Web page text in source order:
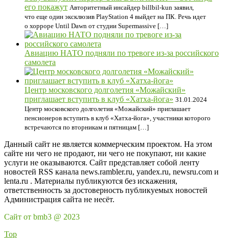
его покажут Авторитетный инсайдер billbil-kun заявил,
что еще один эксклюзив PlayStation 4 выйдет на ПК. Речь идет
о хорроре Until Dawn от студии Supermassive […]
Авиацию НАТО подняли по тревоге из-за российского
самолета
Центр московского долголетия «Можайский»
приглашает вступить в клуб «Хатха-йога» 31.01.2024
Центр московского долголетия «Можайский» приглашает
пенсионеров вступить в клуб «Хатха-йога», участники которого
встречаются по вторникам и пятницам […]
Данный сайт не является коммерческим проектом. На этом
сайте ни чего не продают, ни чего не покупают, ни какие
услуги не оказываются. Сайт представляет собой ленту
новостей RSS канала news.rambler.ru, yandex.ru, newsru.com и
lenta.ru . Материалы публикуются без искажения,
ответственность за достоверность публикуемых новостей
Администрация сайта не несёт.
Сайт от bmb3 @ 2023
Top